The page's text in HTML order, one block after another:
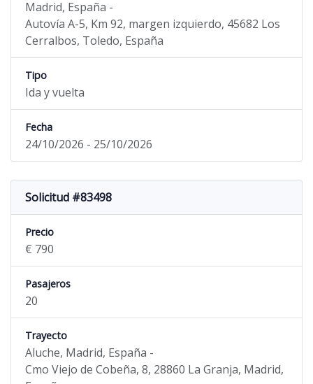
Madrid, España -
Autovía A-5, Km 92, margen izquierdo, 45682 Los
Cerralbos, Toledo, España
Tipo
Ida y vuelta
Fecha
24/10/2026 - 25/10/2026
Solicitud #83498
Precio
€ 790
Pasajeros
20
Trayecto
Aluche, Madrid, España -
Cmo Viejo de Cobeña, 8, 28860 La Granja, Madrid,